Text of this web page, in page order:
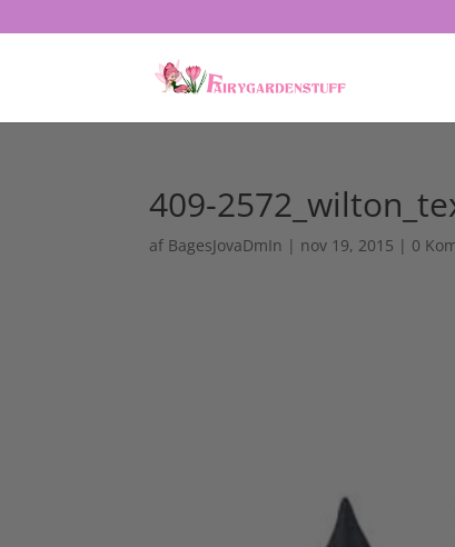
409-
af BagesJovaDmIn | nov 19, 2015 | 0